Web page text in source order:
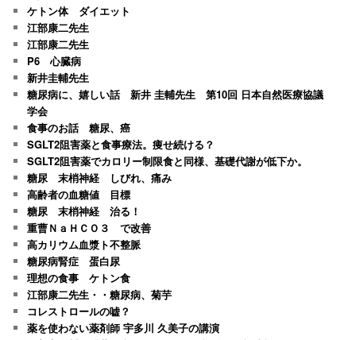
ケトン体 ダイエット
江部康二先生
江部康二先生
P6 心臓病
新井圭輔先生
糖尿病に、嬉しい話 新井 圭輔先生 第10回 日本自然医療協議
学会
食事のお話 糖尿、癌
SGLT2阻害薬と食事療法。痩せ続ける？
SGLT2阻害薬でカロリー制限食と同様、基礎代謝が低下か。
糖尿 末梢神経 しびれ、痛み
高齢者の血糖値 目標
糖尿 末梢神経 治る！
重曹ＮａＨＣＯ３ で改善
高カリウム血漿ト不整脈
糖尿病腎症 蛋白尿
理想の食事 ケトン食
江部康二先生・・糖尿病、菊芋
コレストロールの嘘？
薬を使わない薬剤師 宇多川 久美子の講演